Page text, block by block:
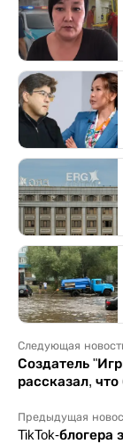
Следующая
Создатель
рассказал,
Предыдущая
TikTok-